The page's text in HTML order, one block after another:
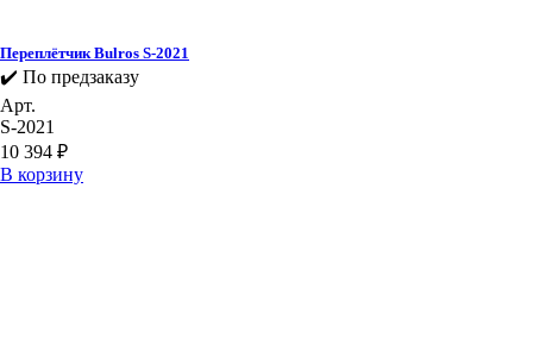
Переплётчик Bulros S-2021
✔️ По предзаказу
Арт.
S-2021
10 394 ₽
В корзину